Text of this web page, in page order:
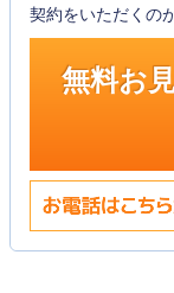
契約をいただくの
無料お